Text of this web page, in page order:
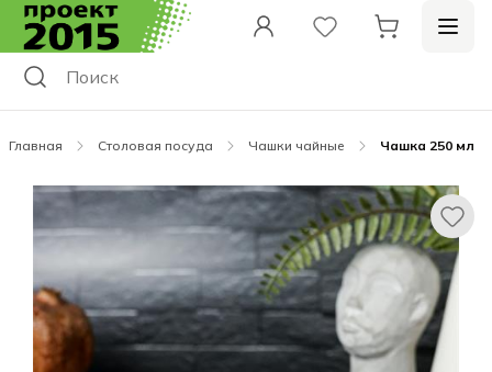
Главная Столовая посуда Чашки чайные Чашка 250 мл